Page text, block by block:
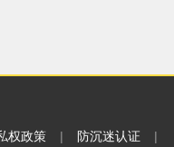
权政策 | 防沉迷认证 |